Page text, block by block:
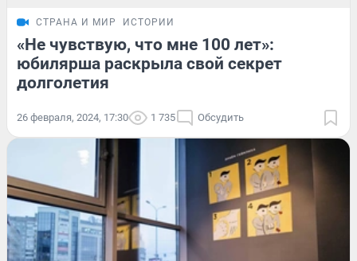
СТРАНА И МИР ИСТОРИИ
«Не чувствую, что мне 100 лет»:
юбилярша раскрыла свой секрет
долголетия
26 февраля, 2024, 17:30 1 735 Обсудить